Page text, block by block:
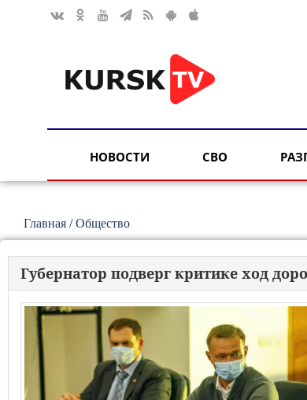
НОВОСТИ СВО
Главная /Общество
Губернатор подверг критике ход